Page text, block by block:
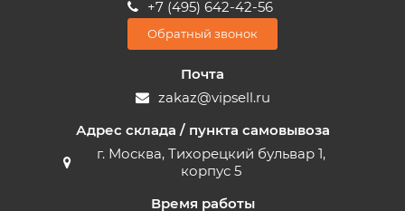
+7 (495) 642-42-56
Обратный звонок
Почта
zakaz@vipsell.ru
Адрес склада / пункта самовывоза
г. Москва, Тихорецкий бульвар 1,
корпус 5
Время работы